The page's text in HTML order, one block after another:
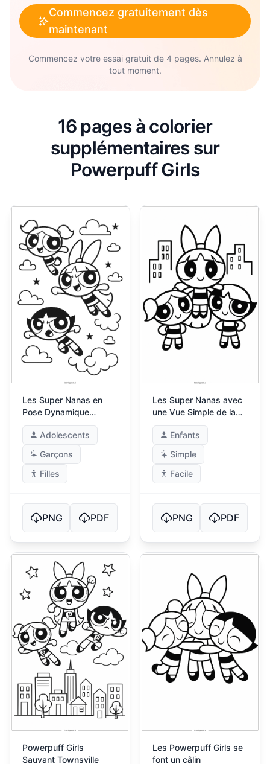
Commencez gratuitement dès
maintenant
Commencez votre essai gratuit de 4 pages. Annulez à
tout moment.
16 pages à colorier
supplémentaires sur
Powerpuff Girls
Les Super Nanas en
Pose Dynamique
d'Action
Adolescents
Garçons
Filles
PNG PDF
Les Super Nanas avec
une Vue Simple de la
Ville
Enfants
Simple
Facile
PNG PDF
Powerpuff Girls
Sauvant Townsville
Les Powerpuff Girls se
font un câlin